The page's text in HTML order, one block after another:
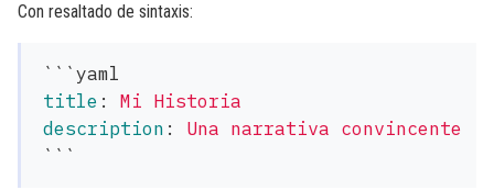
Con resaltado de sintaxis:
```
title :
Mi Historia
description :
Una narrativa convincente
```